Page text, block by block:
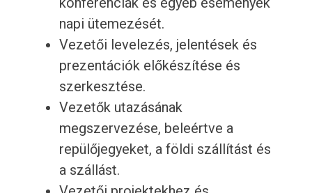
napi ütemezését.
Vezetői levelezés, jelentések és
prezentációk előkészítése és
szerkesztése.
Vezetők utazásának
megszervezése, beleértve a
repülőjegyeket, a földi szállítást és
a szállást.